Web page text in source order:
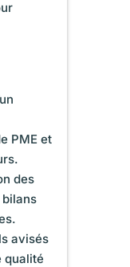
PME et
des
avisés
qualité